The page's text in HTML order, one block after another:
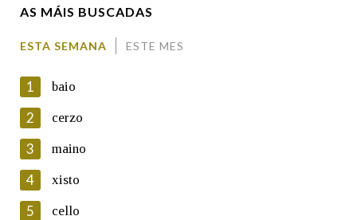
En cumprimento da normativa vixente en materia de
Protección de Datos de Carácter Persoal, a Real Academia
Galega informa a aqueles usuarios que faciliten o seu correo
electrónico, así como calquera outra información de carácter
AS MÁIS BUSCADAS
ESTA SEMANA ESTE MES
1 baio
2 cerzo
3 maino
4 xisto
5 cello